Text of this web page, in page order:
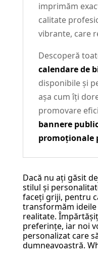
imprimăm
calitate
vibrante, care
Descoperă
calendare de
disponibile și
așa cum îți
promovare
bannere
promoționale
Dacă nu ați găsit
stilul și
faceți griji, pentru
transformăm
realitate.
preferințe, iar noi
personalizat care
dumneavoastră.